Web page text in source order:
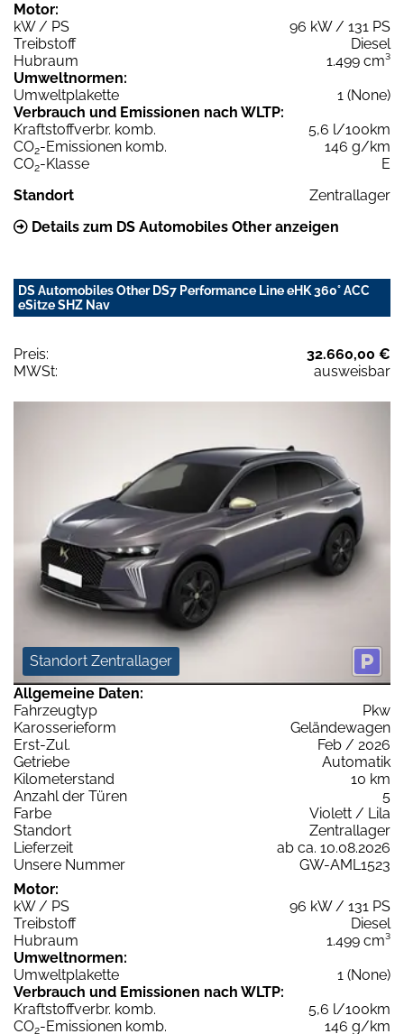
Motor:
kW / PS
96 kW / 131 PS
Treibstoff
Diesel
Hubraum
1.499 cm³
Umweltnormen:
Umweltplakette
1 (None)
Verbrauch und Emissionen nach WLTP:
Kraftstoffverbr. komb.
5,6 l/100km
CO2-Emissionen komb.
146 g/km
CO2-Klasse
E
Standort
Zentrallager
Details zum DS Automobiles Other anzeigen
DS Automobiles Other DS7 Performance Line eHK 360° ACC
eSitze SHZ Nav
Preis:
32.660,00 €
MWSt:
ausweisbar
Standort Zentrallager
Allgemeine Daten:
Fahrzeugtyp
Pkw
Karosserieform
Geländewagen
Erst-Zul.
Feb / 2026
Getriebe
Automatik
Kilometerstand
10 km
Anzahl der Türen
5
Farbe
Violett / Lila
Standort
Zentrallager
Lieferzeit
ab ca. 10.08.2026
Unsere Nummer
GW-AML1523
Motor:
kW / PS
96 kW / 131 PS
Treibstoff
Diesel
Hubraum
1.499 cm³
Umweltnormen:
Umweltplakette
1 (None)
Verbrauch und Emissionen nach WLTP:
Kraftstoffverbr. komb.
5,6 l/100km
CO2-Emissionen komb. 146 g/km